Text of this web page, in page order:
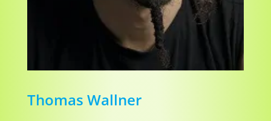
Thomas Wallner